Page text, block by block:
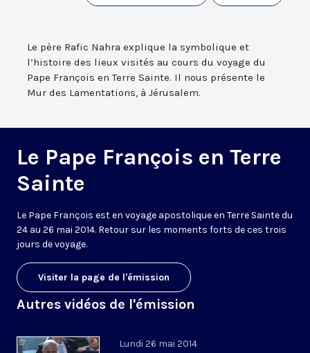
Le père Rafic Nahra explique la symbolique et
l’histoire des lieux visités au cours du voyage du
Pape François en Terre Sainte. Il nous présente le
Mur des Lamentations, à Jérusalem.
Le Pape François en Terre
Sainte
Le Pape François est en voyage apostolique en Terre Sainte du
24 au 26 mai 2014. Retour sur les moments forts de ces trois
jours de voyage.
Visiter la page de l'émission
Autres vidéos de l'émission
Lundi 26 mai 2014